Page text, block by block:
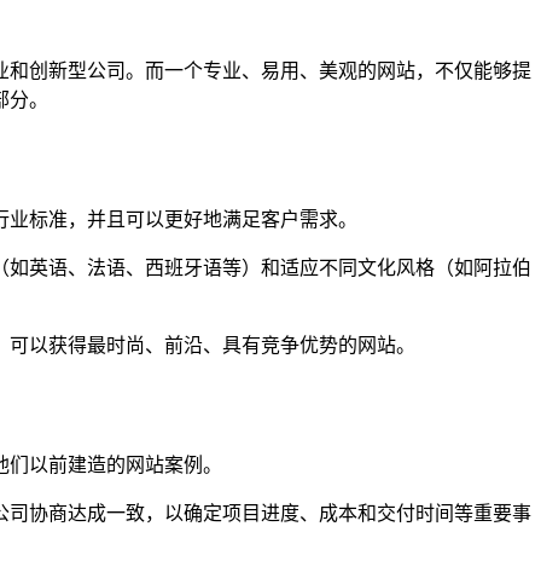
创新型公司。而一个专业、易用、美观的网站，不仅能够提
。
标准，并且可以更好地满足客户需求。
英语、法语、西班牙语等）和适应不同文化风格（如阿拉伯
以获得最时尚、前沿、具有竞争优势的网站。
以前建造的网站案例。
协商达成一致，以确定项目进度、成本和交付时间等重要事